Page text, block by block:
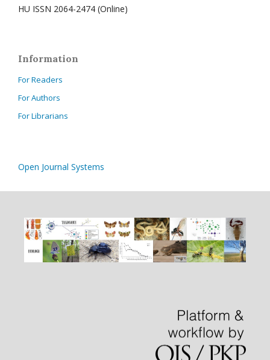
HU ISSN 2064-2474 (Online)
Information
For Readers
For Authors
For Librarians
Open Journal Systems